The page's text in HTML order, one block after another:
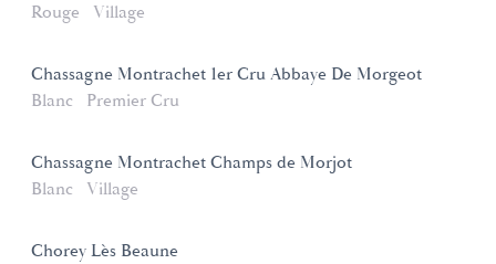
Rouge
Village
Chassagne Montrachet 1er Cru Abbaye De Morgeot
Blanc
Premier Cru
Chassagne Montrachet Champs de Morjot
Blanc
Village
Chorey Lès Beaune